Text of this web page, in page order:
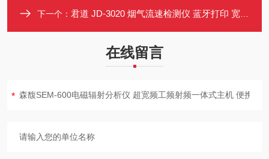
下一个： 君道 JD-3020 烟气流速检测仪 蓝牙打印 宽温彩屏 便携测量
在线留言